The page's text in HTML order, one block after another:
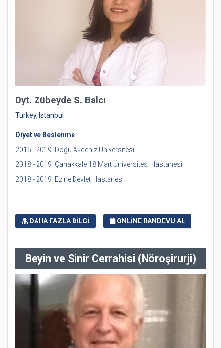
Dyt. Zübeyde S. Balcı
Turkey, Istanbul
Diyet ve Beslenme
2015 - 2019 Doğu Akdeniz Üniversitesi
2018 - 2019 Çanakkale 18 Mart Üniversitesi Hastanesi
2018 - 2019 Ezine Devlet Hastanesi
DAHA FAZLA BİLGİ ONLİNE RANDEVU AL
Beyin ve Sinir Cerrahisi (Nöroşirurji)